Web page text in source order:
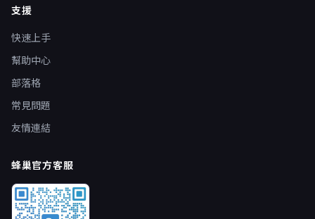
支援
快速上手
幫助中心
部落格
常見問題
友情連結
蜂巢官方客服